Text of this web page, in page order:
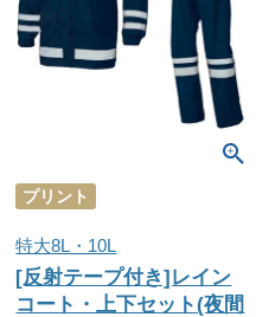
プリント
特大8L・10L
[反射テープ付き]レイン
コート・上下セット(夜間